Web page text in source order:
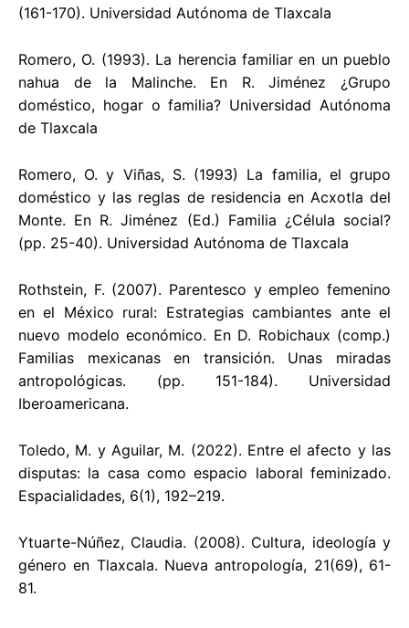
(161-170). Universidad Autónoma de Tlaxcala
Romero, O. (1993). La herencia familiar en un pueblo
nahua de la Malinche. En R. Jiménez ¿Grupo
doméstico, hogar o familia? Universidad Autónoma
de Tlaxcala
Romero, O. y Viñas, S. (1993) La familia, el grupo
doméstico y las reglas de residencia en Acxotla del
Monte. En R. Jiménez (Ed.) Familia ¿Célula social?
(pp. 25-40). Universidad Autónoma de Tlaxcala
Rothstein, F. (2007). Parentesco y empleo femenino
en el México rural: Estrategias cambiantes ante el
nuevo modelo económico. En D. Robichaux (comp.)
Familias mexicanas en transición. Unas miradas
antropológicas. (pp. 151-184). Universidad
Iberoamericana.
Toledo, M. y Aguilar, M. (2022). Entre el afecto y las
disputas: la casa como espacio laboral feminizado.
Espacialidades, 6(1), 192–219.
Ytuarte-Núñez, Claudia. (2008). Cultura, ideología y
género en Tlaxcala. Nueva antropología, 21(69), 61-
81.